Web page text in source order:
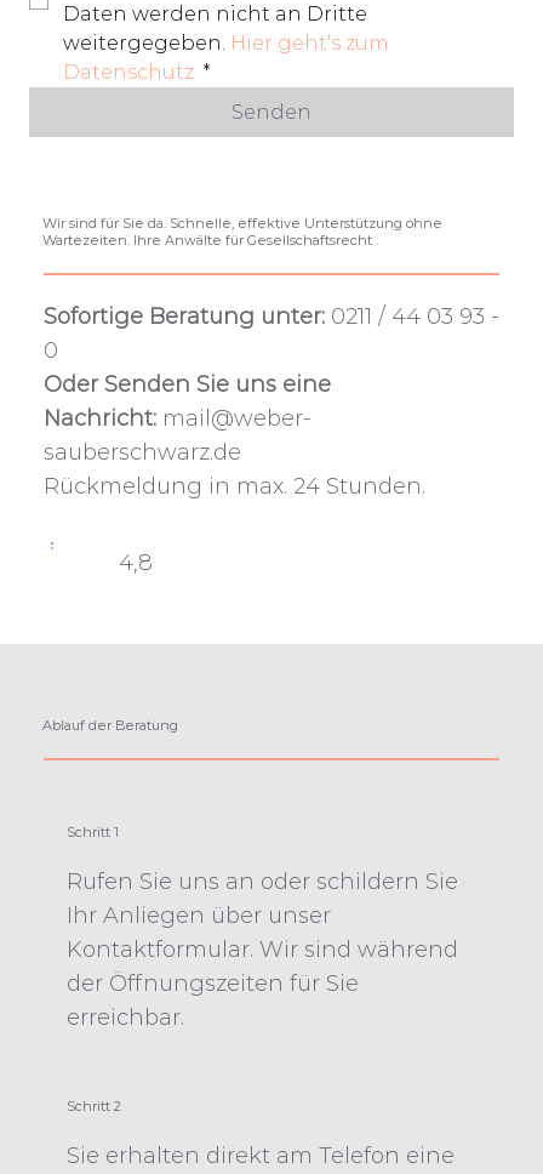
Wir sind für Sie da. Schnelle, effektive Unterstützung ohne
Wartezeiten. Ihre Anwälte für Gesellschaftsrecht .
Sofortige Beratung unter: 0211 / 44 03 93 -
0
Oder Senden Sie uns eine
Nachricht: mail@weber-
sauberschwarz.de
Rückmeldung in max. 24 Stunden.
4,8
Daten werden nicht an Dritte
weitergegeben. Hier geht's zum
Datenschutz. *
Senden
Ablauf der Beratung
Schritt 1
Rufen Sie uns an oder schildern Sie
Ihr Anliegen über unser
Kontaktformular. Wir sind während
der Öffnungszeiten für Sie
erreichbar.
Schritt 2
Sie erhalten direkt am Telefon eine